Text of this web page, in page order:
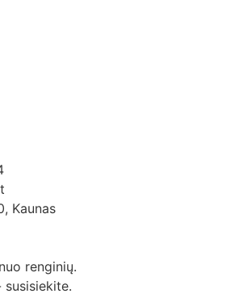
Kaunas
renginių.